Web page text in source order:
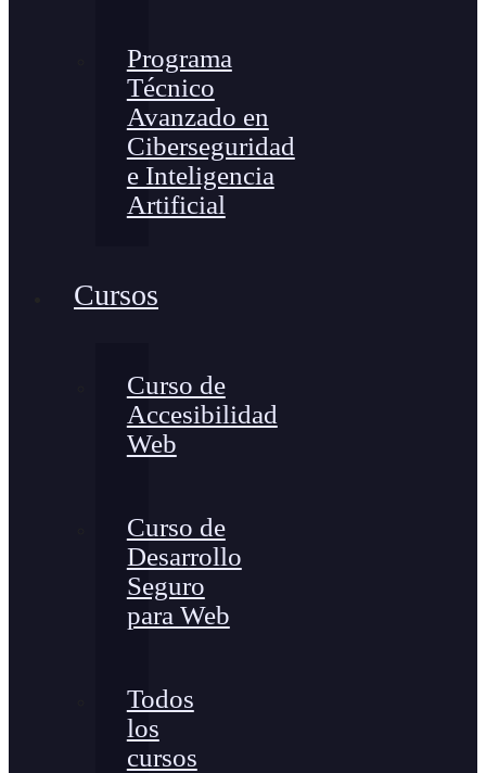
Programa
Técnico
Avanzado en
Ciberseguridad
e Inteligencia
Artificial
Cursos
Curso de
Accesibilidad
Web
Curso de
Desarrollo
Seguro
para Web
Todos
los
cursos